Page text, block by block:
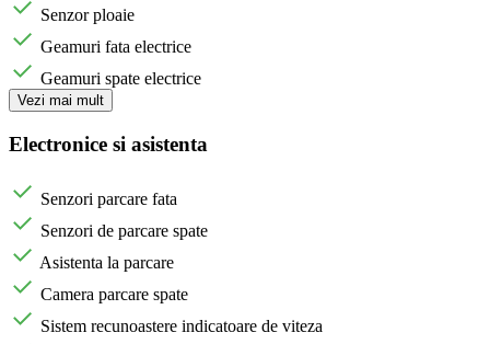
Senzor ploaie
Geamuri fata electrice
Geamuri spate electrice
Vezi mai mult
Electronice si asistenta
Senzori parcare fata
Senzori de parcare spate
Asistenta la parcare
Camera parcare spate
Sistem recunoastere indicatoare de viteza